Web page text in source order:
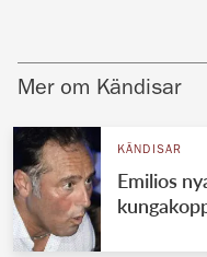
Mer om Kändisar
KÄNDISAR
Emilios